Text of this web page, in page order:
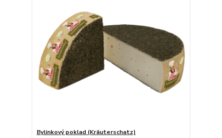
Bylinkový poklad (Kräuterschatz)